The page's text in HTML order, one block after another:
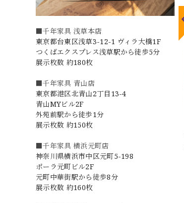
■千年家具 浅草本店
東京都台東区浅草3-12-1 ヴィラ大橋1F
つくばエクスプレス浅草駅から徒歩5分
展示枚数 約180枚
■千年家具 青山店
東京都港区北青山2丁目13-4
青山MYビル2F
外苑前駅から徒歩1分
展示枚数 約150枚
■千年家具 横浜元町店
神奈川県横浜市中区元町5-198
ポーラ元町ビル2F
元町中華街駅から徒歩8分
展示枚数 約160枚